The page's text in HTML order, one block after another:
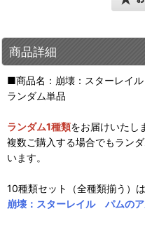
商品詳細
■商品名：崩壊：スターレ
ランダム単品
ランダム1種類をお届けいたし
複数ご購入する場合でもラン
います。
10種類セット（全種類揃う）は
崩壊：スターレイル パムの